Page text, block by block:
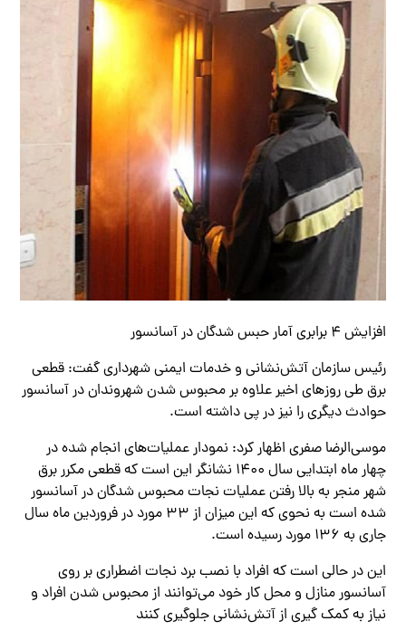
افزایش 4 برابری آمار حبس شدگان در آسانسور
رئیس سازمان آتش‌نشانی و خدمات ایمنی شهرداری گفت: قطعی
برق طی روزهای اخیر علاوه بر محبوس شدن شهروندان در آسانسور
حوادث دیگری را نیز در پی داشته است.
موسی‌الرضا صفری اظهار کرد: نمودار عملیات‌های انجام شده در
چهار ماه ابتدایی سال ۱۴۰۰ نشانگر این است که قطعی مکرر برق
شهر منجر به بالا رفتن عملیات نجات محبوس شدگان در آسانسور
شده است به نحوی که این میزان از ۳۳ مورد در فروردین ماه سال
جاری به ۱۳۶ مورد رسیده است.
این در حالی است که افراد با نصب برد نجات اضطراری بر روی
آسانسور منازل و محل کار خود می‌توانند از محبوس شدن افراد و
نیاز به کمک گیری از آتش‌نشانی جلوگیری کنند